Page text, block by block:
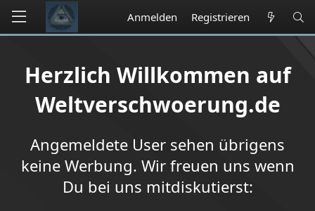
Anmelden Registrieren
Herzlich Willkommen auf
Weltverschwoerung.de
Angemeldete User sehen übrigens
keine Werbung. Wir freuen uns wenn
Du bei uns mitdiskutierst: